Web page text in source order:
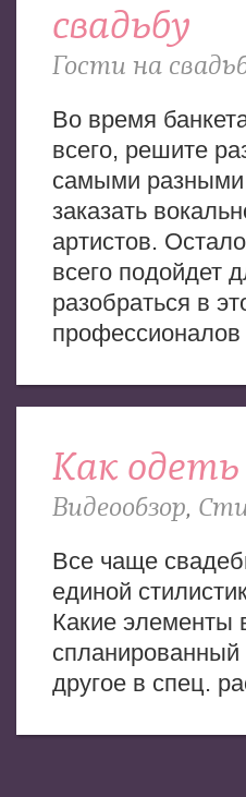
свадьбу
Гости на
Во время
всего, решите
самыми
заказать
артистов.
всего
разобраться в
профессионалов
Как одеть
Видеообзор,
Все чаще
единой
Какие элементы
другое в спец.